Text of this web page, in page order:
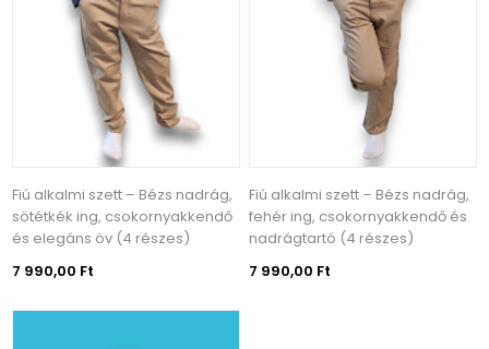
Fiú alkalmi szett – Bézs nadrág,
sötétkék ing, csokornyakkendő
és elegáns öv (4 részes)
7 990,00 Ft
Fiú alkalmi szett – Bézs nadrág,
fehér ing, csokornyakkendő és
nadrágtartó (4 részes)
7 990,00 Ft